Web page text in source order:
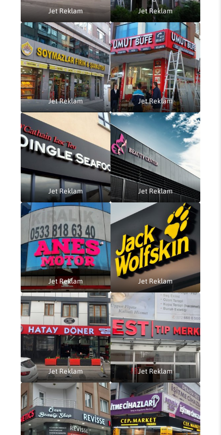
Jet Reklam Jet Reklam
Jet Reklam Jet Reklam
Jet Reklam Jet Reklam
Jet Reklam Jet Reklam
Jet Reklam Jet Reklam